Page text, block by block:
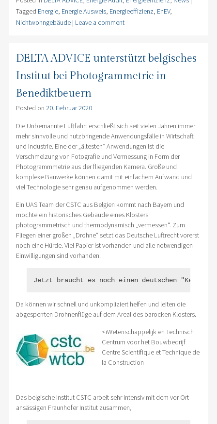
Tagged Energie, Energie Ausweis, Energieeffizienz EnEV,
Nichtwohngebäude | Leave a comment
DELTA ADVICE unterstützt belgisches
Institut bei Photogrammetrie in
Benediktbeuern
Posted on 20. Februar 2020
Die Unbemannte Luftfahrt erschließt sich seit vielen Jahren immer
mehr sinnvolle und nutzbringende Anwendungsfälle in Wirtschaft
und Industrie. Eine der „ältesten“ Anwendungen ist die
Verschmelzung von Fotografie und Vermessung in Form der
Photogrammmetrie aus der fliegenden Kamera. Große und
komplexe Bauwerke können damit mit einfachem Aufwand und
viel Technologie sehr genau aufgenommen werden.
Ein UAS Team der CSTC aus Belgien kommt nach Bayern und
möchte ein historisches Gebäude eines Klosters
photogrammetrisch und thermodynamisch „vermessen“. Zum
Fliegen einer großen „Drohne“ setzt das Deutsche Luftrecht vorerst
noch eine Hürde. Viel Papier ist vorhanden und alle notwendigen
Einwilligungen sind vorhanden.
Da können wir schnell und unkompliziert helfen und leiten die
abgesperrten Drohnenflüge auf dem Areal des barocken Klosters.
<iWetenschappelijk en Technisch
Centrum voor het Bouwbedrijf
Centre Scientifique et Technique de
la Construction
Das belgische Institut CSTC arbeit sehr intensiv mit dem vor Ort
ansässigen Fraunhofer Institut zusammen,